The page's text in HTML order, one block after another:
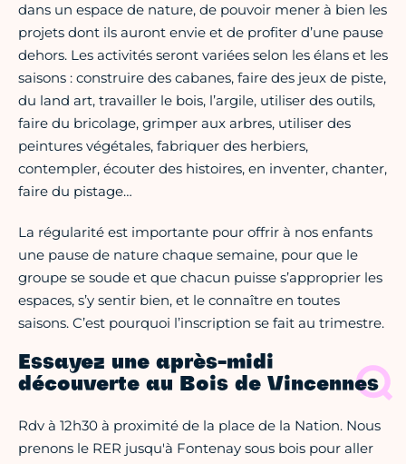
dans un espace de nature, de pouvoir mener à bien les
projets dont ils auront envie et de profiter d’une pause
dehors. Les activités seront variées selon les élans et les
saisons : construire des cabanes, faire des jeux de piste,
du land art, travailler le bois, l’argile, utiliser des outils,
faire du bricolage, grimper aux arbres, utiliser des
peintures végétales, fabriquer des herbiers,
contempler, écouter des histoires, en inventer, chanter,
faire du pistage…
La régularité est importante pour offrir à nos enfants
une pause de nature chaque semaine, pour que le
groupe se soude et que chacun puisse s’approprier les
espaces, s’y sentir bien, et le connaître en toutes
saisons. C’est pourquoi l’inscription se fait au trimestre.
Essayez une après-midi
découverte au Bois de Vincennes
Rdv à 12h30 à proximité de la place de la Nation. Nous
prenons le RER jusqu'à Fontenay sous bois pour aller